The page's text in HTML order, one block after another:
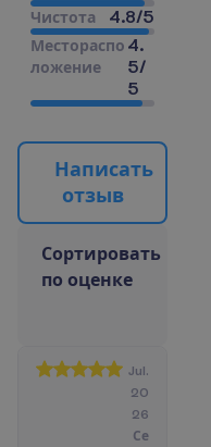
Чистота 4.8/5
Местораспо
ложение
4.
5/
5
Написать
отзыв
Сортировать
по оценке
Jul.
20
26
Се